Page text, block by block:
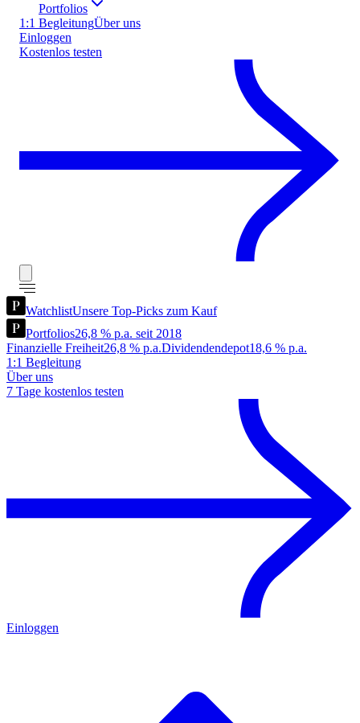
Portfolios
1:1 BegleitungÜber uns
Einloggen
Kostenlos testen
WatchlistUnsere Top-Picks zum Kauf
Portfolios26,8 % p.a. seit 2018
Finanzielle Freiheit26,8 % p.a.Dividendendepot18,6 % p.a.
1:1 Begleitung
Über uns
7 Tage kostenlos testen
Einloggen